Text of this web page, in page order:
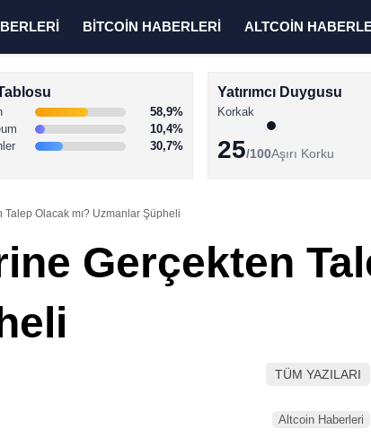
BİTCOİN HABERLERİ ALTCOİN
58,9%
10,4%
30,7%
Yatırımcı Duygusu
Korkak
25/100Aşırı Korku
Talep Olacak mı? Uzmanlar Şüpheli
Gerçekten
TÜM YAZILARI
Altcoin Haberleri